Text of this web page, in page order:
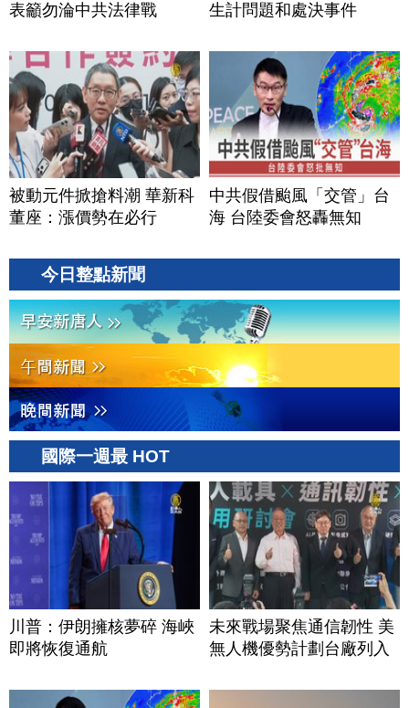
表籲勿淪中共法律戰
生計問題和處決事件
被動元件掀搶料潮 華新科
董座：漲價勢在必行
中共假借颱風「交管」台
海 台陸委會怒轟無知
今日整點新聞
國際一週最 HOT
川普：伊朗擁核夢碎 海峽
即將恢復通航
未來戰場聚焦通信韌性 美
無人機優勢計劃台廠列入